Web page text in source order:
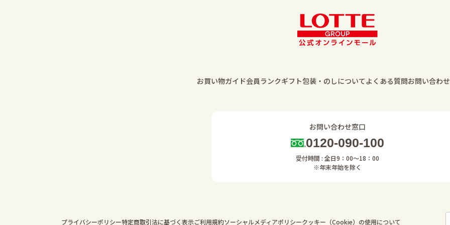
お買い物ガイド会員ランクギフト包装・のしについてよくある質問お問い合わせ
お問い合わせ窓口
0120-090-100
受付時間 : 全日9：00～18：00
※年末年始を除く
プライバシーポリシー特定商取引法に基づく表示ご利用規約ソーシャルメディアポリシークッキー（Cookie）の使用について